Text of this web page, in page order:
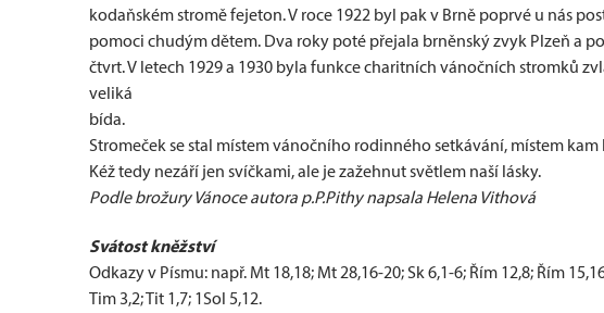
kodaňském stromě fejeton. V roce 1922 byl pak v Brně poprvé u nás
pomoci chudým dětem. Dva roky poté přejala brněnský zvyk Plzeň a
čtvrt. V letech 1929 a 1930 byla funkce charitních vánočních stromků
veliká
bída.
Stromeček se stal místem vánočního rodinného setkávání, místem
Kéž tedy nezáří jen svíčkami, ale je zažehnut světlem naší lásky.
Podle brožury Vánoce autora p.P.Pithy napsala Helena Vithová
Svátost kněžství
Odkazy v Písmu: např. Mt 18,18; Mt 28,16-20; Sk 6,1-6; Řím 12,8; Řím
Tim 3,2; Tit 1,7; 1Sol 5,12.